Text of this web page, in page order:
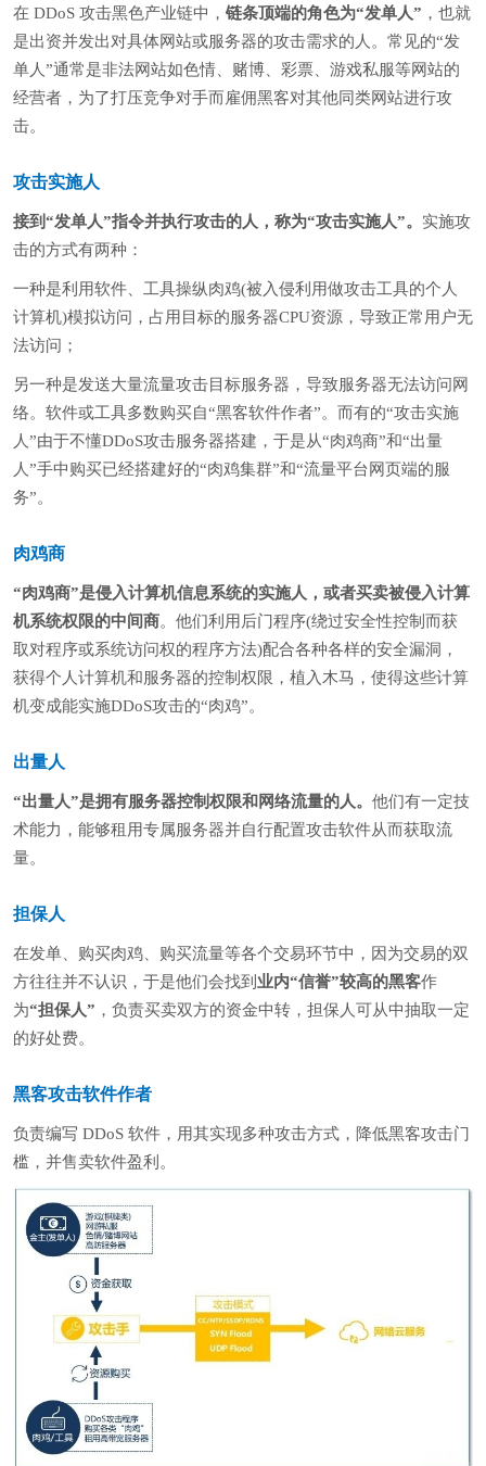
在 DDoS 攻击黑色产业链中， 链条顶端的角色为“发单人” ，也就
是出资并发出对具体网站或服务器的攻击需求的人。常见的“发
单人”通常是非法网站如色情、赌博、彩票、游戏私服等网站的
经营者，为了打压竞争对手而雇佣黑客对其他同类网站进行攻
击。
攻击实施人
接到“发单人”指令并执行攻击的人，称为“攻击实施人”。 实施攻
击的方式有两种：
一种是利用软件、工具操纵肉鸡(被入侵利用做攻击工具的个人
计算机)模拟访问，占用目标的服务器CPU资源，导致正常用户无
法访问；
另一种是发送大量流量攻击目标服务器，导致服务器无法访问网
络。软件或工具多数购买自“黑客软件作者”。而有的“攻击实施
人”由于不懂DDoS攻击服务器搭建，于是从“肉鸡商”和“出量
人”手中购买已经搭建好的“肉鸡集群”和“流量平台网页端的服
务”。
肉鸡商
“肉鸡商”是侵入计算机信息系统的实施人，或者买卖被侵入计算
机系统权限的中间商。他们利用后门程序(绕过安全性控制而获
取对程序或系统访问权的程序方法)配合各种各样的安全漏洞，
获得个人计算机和服务器的控制权限，植入木马，使得这些计算
机变成能实施DDoS攻击的“肉鸡”。
出量人
“出量人”是拥有服务器控制权限和网络流量的人。 他们有一定技
术能力，能够租用专属服务器并自行配置攻击软件从而获取流
量。
担保人
在发单、购买肉鸡、购买流量等各个交易环节中，因为交易的双
方往往并不认识，于是他们会找到 业内“信誉”较高的黑客作
为“担保人” ，负责买卖双方的资金中转，担保人可从中抽取一定
的好处费。
黑客攻击软件作者
负责编写 DDoS 软件，用其实现多种攻击方式，降低黑客攻击门
槛，并售卖软件盈利。